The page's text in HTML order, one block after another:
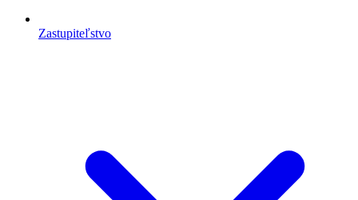
Zastupiteľstvo